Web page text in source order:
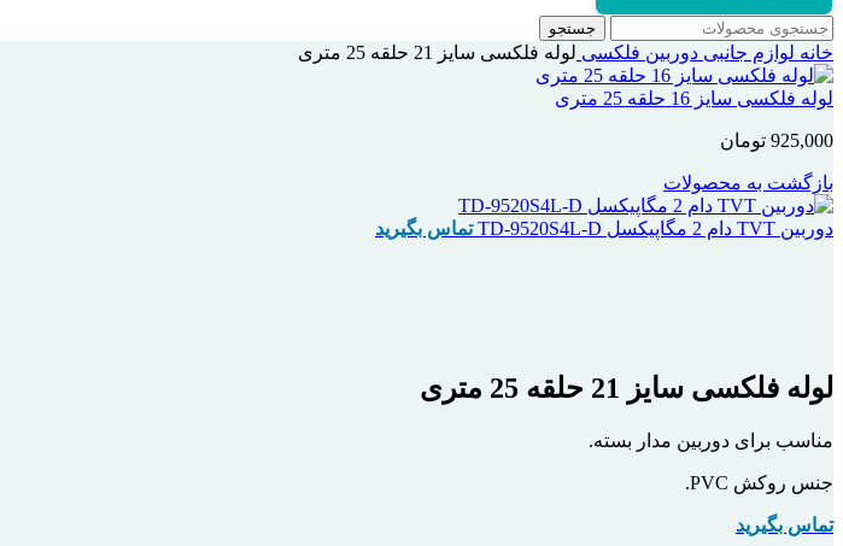
جستجو
خانه لوازم جانبی دوربین فلکسی لوله فلکسی سایز 21 حلقه 25 متری
لوله فلکسی سایز 16 حلقه 25 متری
925,000 تومان
بازگشت به محصولات
دوربین TVT دام 2 مگاپیکسل TD-9520S4L-D
تماس بگیرید
لوله فلکسی سایز 21 حلقه 25 متری
مناسب برای دوربین مدار بسته.
جنس روکش PVC.
تماس بگیرید